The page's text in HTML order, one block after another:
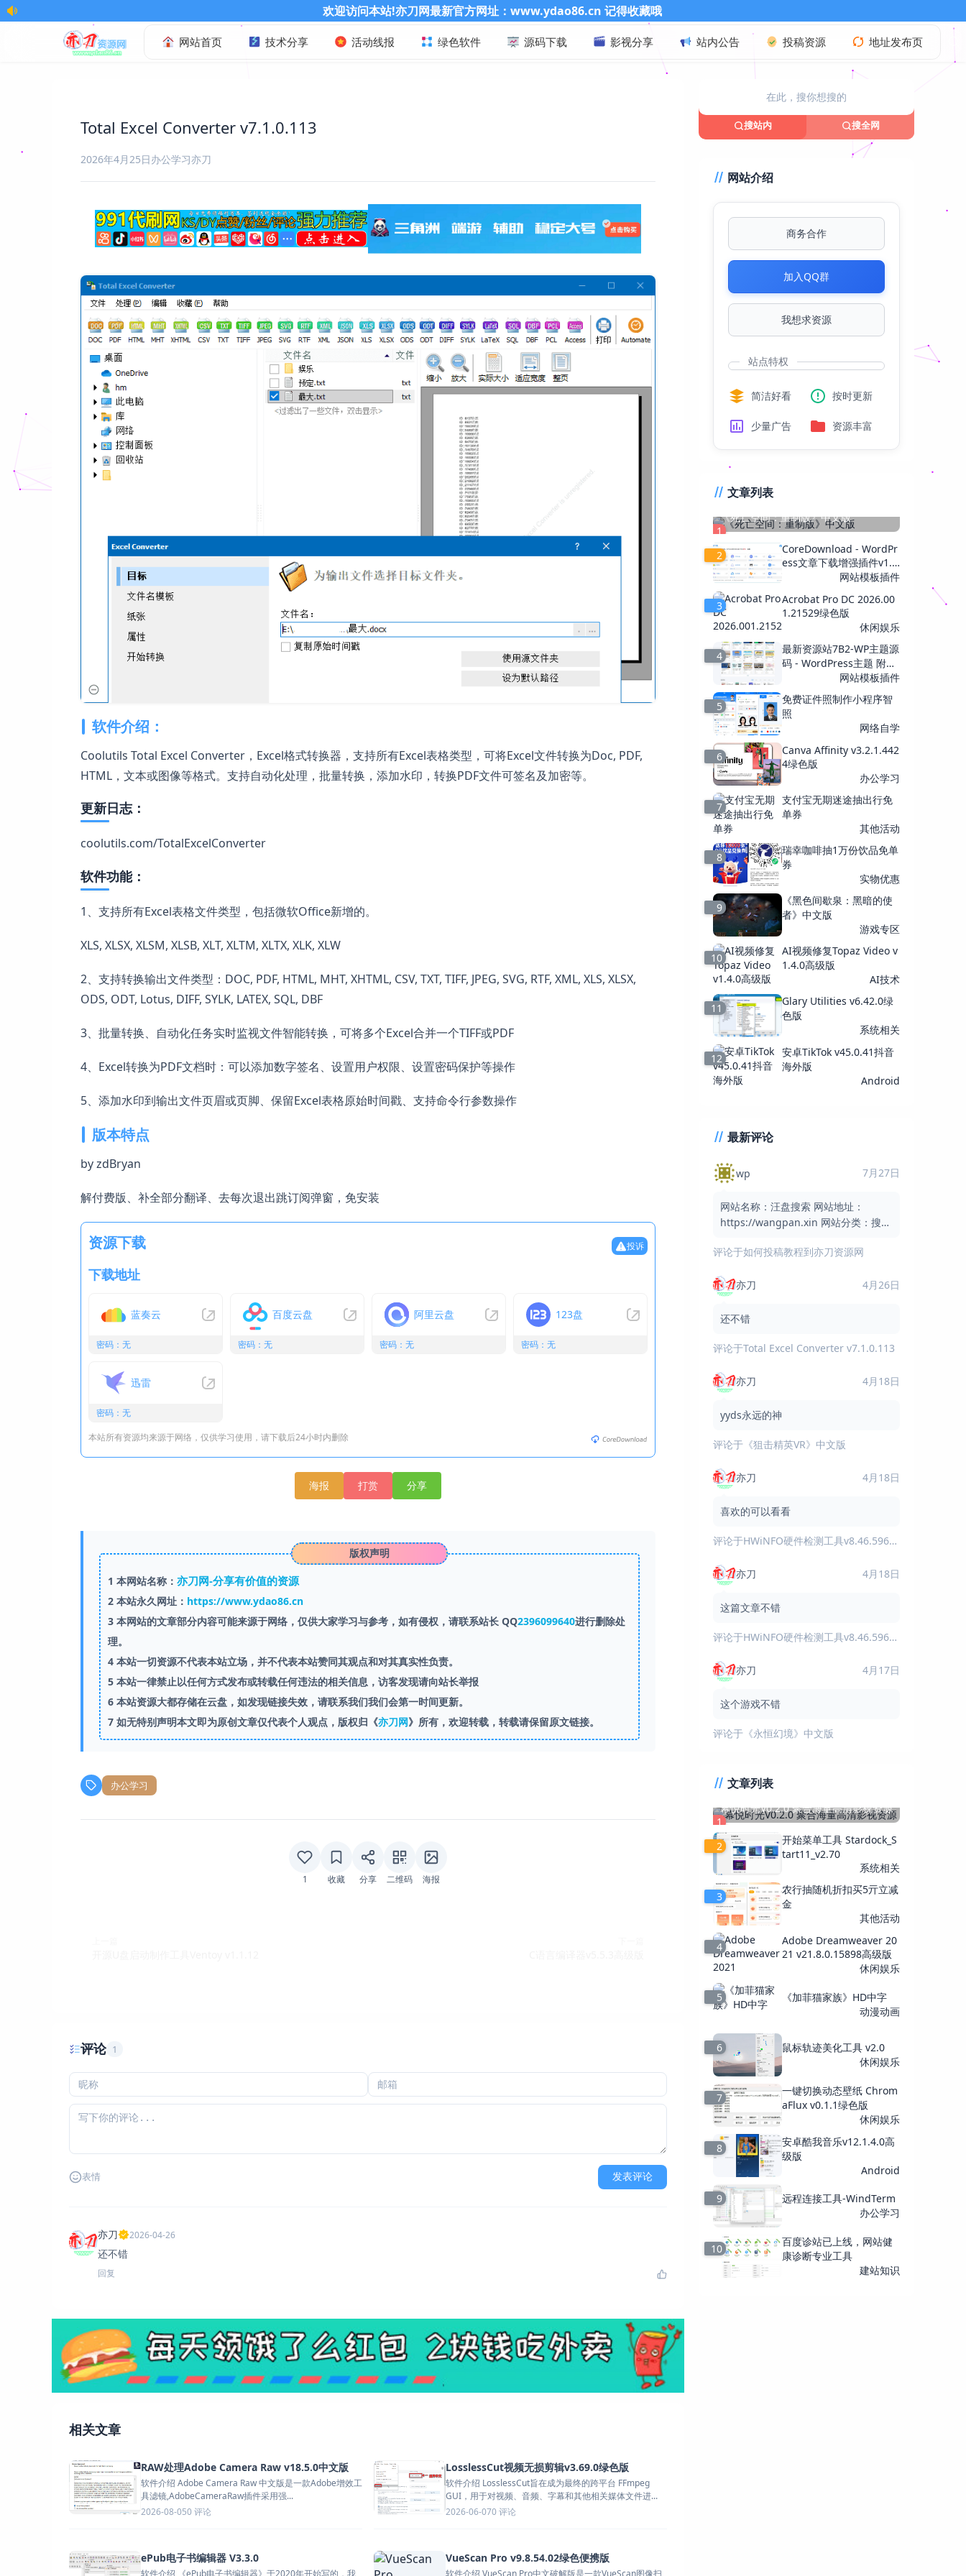
欢迎访问本站!亦刀网最新官方网址：www.ydao86.cn 记得收藏哦
网站首页 技术分享 活动线报 绿色软件 源码下载 影视分享 站内公告 投稿资源 地址发布页
Total Excel Converter v7.1.0.113
2026年4月25日办公学习亦刀
软件介绍：
Coolutils Total Excel Converter，Excel格式转换器，支持所有Excel表格类型，可将Excel文件转换为Doc, PDF,
HTML，文本或图像等格式。支持自动化处理，批量转换，添加水印，转换PDF文件可签名及加密等。
更新日志：
coolutils.com/TotalExcelConverter
软件功能：
1、支持所有Excel表格文件类型，包括微软Office新增的。
XLS, XLSX, XLSM, XLSB, XLT, XLTM, XLTX, XLK, XLW
2、支持转换输出文件类型：DOC, PDF, HTML, MHT, XHTML, CSV, TXT, TIFF, JPEG, SVG, RTF, XML, XLS, XLSX,
ODS, ODT, Lotus, DIFF, SYLK, LATEX, SQL, DBF
3、批量转换、自动化任务实时监视文件智能转换，可将多个Excel合并一个TIFF或PDF
4、Excel转换为PDF文档时：可以添加数字签名、设置用户权限、设置密码保护等操作
5、添加水印到输出文件页眉或页脚、保留Excel表格原始时间戳、支持命令行参数操作
版本特点
by zdBryan
解付费版、补全部分翻译、去每次退出跳订阅弹窗，免安装
资源下载 投诉
下载地址
蓝奏云
密码：无
百度云盘
密码：无
阿里云盘
密码：无
123盘
密码：无
迅雷
密码：无
本站所有资源均来源于网络，仅供学习使用，请下载后24小时内删除
海报 打赏 分享
版权声明
1 本网站名称： 亦刀网-分享有价值的资源
2本站永久网址： https://www.ydao86.cn
3本网站的文章部分内容可能来源于网络，仅供大家学习与参考，如有侵权，请联系站长 QQ2396099640进行删除处
理。
4本站一切资源不代表本站立场，并不代表本站赞同其观点和对其真实性负责。
5本站一律禁止以任何方式发布或转载任何违法的相关信息，访客发现请向站长举报
6本站资源大都存储在云盘，如发现链接失效，请联系我们我们会第一时间更新。
7如无特别声明本文即为原创文章仅代表个人观点，版权归《亦刀网》所有，欢迎转载，转载请保留原文链接。
办公学习
1 收藏 分享 二维码 海报
评论 1
表情 发表评论
亦刀 2026-04-26
还不错
回复
相关文章
RAW处理Adobe Camera Raw v18.5.0中文版
软件介绍 Adobe Camera Raw 中文版是一款Adobe增效工
具滤镜,AdobeCameraRaw插件采用强...
2026-08-050 评论
LosslessCut视频无损剪辑v3.69.0绿色版
软件介绍 LosslessCut旨在成为最终的跨平台 FFmpeg
GUI，用于对视频、音频、字幕和其他相关媒体文件进...
2026-06-070 评论
ePub电子书编辑器 V3.3.0
软件介绍 《ePub电子书编辑器》于2020年开始写的，我
VueScan Pro v9.8.54.02绿色便携版
软件介绍 VueScan Pro中文破解版是一款VueScan图像扫
搜站内 搜全网
网站介绍
商务合作
加入QQ群
我想求资源
站点特权
简洁好看 按时更新
少量广告 资源丰富
文章列表
1
《死亡空间：重制版》中文版
2
CoreDownload - WordPr
ess文章下载增强插件v1.
网站模板插件
3
Acrobat Pro DC 2026.00
1.21529绿色版
休闲娱乐
4
最新资源站7B2-WP主题源
码 - WordPress主题 附教
网站模板插件
5
免费证件照制作小程序智
照
网络自学
6
Canva Affinity v3.2.1.442
4绿色版
办公学习
7
支付宝无期迷途抽出行免
单券
其他活动
8
瑞幸咖啡抽1万份饮品免单
券
实物优惠
9
《黑色间歇泉：黑暗的使
者》中文版
游戏专区
10
AI视频修复Topaz Video v
1.4.0高级版
AI技术
11
Glary Utilities v6.42.0绿
色版
系统相关
12
安卓TikTok v45.0.41抖音
海外版
Android
最新评论
wp 7月27日
网站名称：汪盘搜索 网站地址：
https://wangpan.xin 网站分类：搜索
汪盘搜索是一个免费的网盘资
评论于如何投稿教程到亦刀资源网
亦刀 4月26日
还不错
评论于Total Excel Converter v7.1.0.113
亦刀 4月18日
yyds永远的神
评论于 《狙击精英VR》中文版
亦刀 4月18日
喜欢的可以看看
评论于HWiNFO硬件检测工具v8.46.5960绿色版
亦刀 4月18日
这篇文章不错
评论于HWiNFO硬件检测工具v8.46.5960绿色版
亦刀 4月17日
这个游戏不错
评论于 《永恒幻境》中文版
文章列表
1
幕悦时光V0.2.0 聚合海量高清影视资源
2
开始菜单工具 Stardock_S
tart11_v2.70
系统相关
3
农行抽随机折扣买5亓立减
金
其他活动
4
Adobe Dreamweaver 20
21 v21.8.0.15898高级版
休闲娱乐
5
《加菲猫家族》HD中字
动漫动画
6
鼠标轨迹美化工具 v2.0
休闲娱乐
7
一键切换动态壁纸 Chrom
aFlux v0.1.1绿色版
休闲娱乐
8
安卓酷我音乐v12.1.4.0高
级版
Android
9
远程连接工具-WindTerm
办公学习
10
百度诊站已上线，网站健
康诊断专业工具
建站知识